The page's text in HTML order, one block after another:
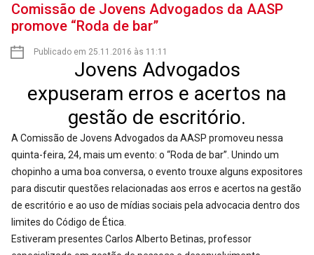
Comissão de Jovens Advogados da AASP
promove “Roda de bar”
Publicado em 25.11.2016 às 11:11
Jovens Advogados
expuseram erros e acertos na
gestão de escritório.
A Comissão de Jovens Advogados da AASP promoveu nessa
quinta-feira, 24, mais um evento: o “Roda de bar”. Unindo um
chopinho a uma boa conversa, o evento trouxe alguns expositores
para discutir questões relacionadas aos erros e acertos na gestão
de escritório e ao uso de mídias sociais pela advocacia dentro dos
limites do Código de Ética.
Estiveram presentes Carlos Alberto Betinas, professor